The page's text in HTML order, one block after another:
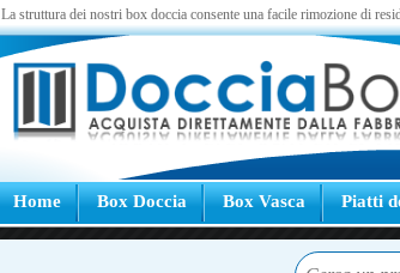
La struttura dei nostri box doccia consente una facile rimozione di
Home Box Doccia Box Vasca Piatti